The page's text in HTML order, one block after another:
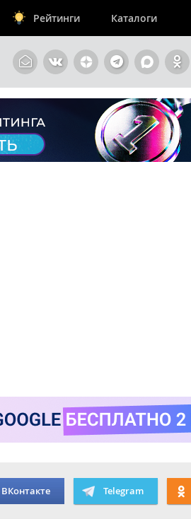
Рейтинги Каталоги
ВКонтакте Telegram